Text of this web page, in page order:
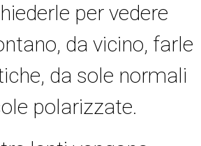
per vedere
da vicino, farle
da sole normali
polarizzate.